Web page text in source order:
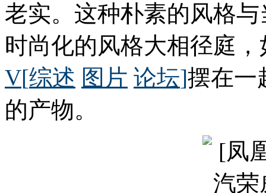
老实。这种朴素的风格
时尚化的风格大相径庭
V[综述 图片 论坛]摆在一
的产物。